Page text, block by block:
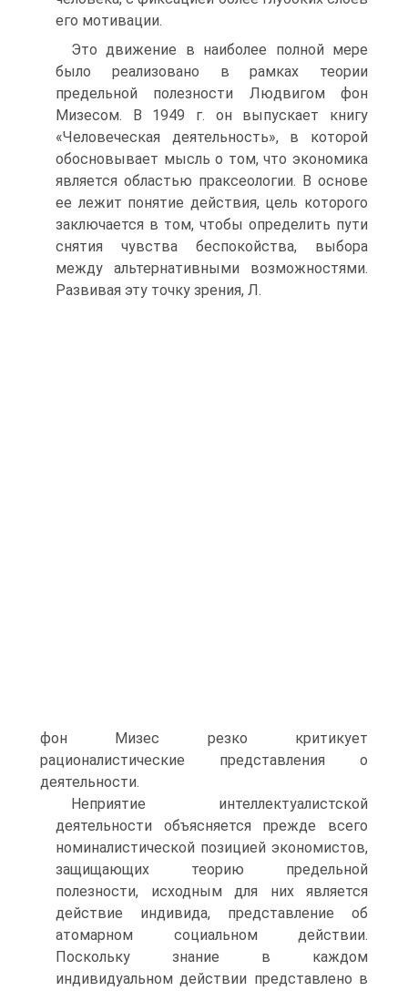
его мотивации.
Это движение в наиболее полной мере
было реализовано в рамках теории
предельной полезности Людвигом фон
Мизесом. В 1949 г. он выпускает книгу
«Человеческая деятельность», в которой
обосновывает мысль о том, что экономика
является областью праксеологии. В основе
ее лежит понятие действия, цель которого
заключается в том, чтобы определить пути
снятия чувства беспокойства, выбора
между альтернативными возможностями.
Развивая эту точку зрения, Л.
фон Мизес резко критикует
рационалистические представления о
деятельности.
Неприятие интеллектуалистской
деятельности объясняется прежде всего
номиналистической позицией экономистов,
защищающих теорию предельной
полезности, исходным для них является
действие индивида, представление об
атомарном социальном действии.
Поскольку знание в каждом
индивидуальном действии представлено в